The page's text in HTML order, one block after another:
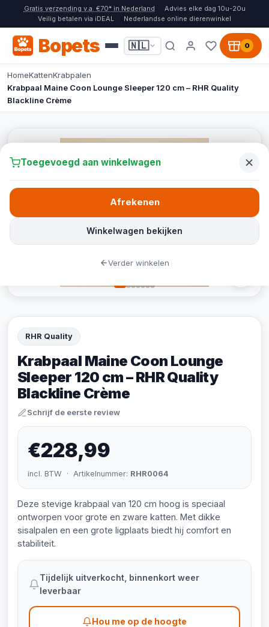
Gratis verzending v.a. €70* in Nederland
Advies elke dag 10u-20u
Veilig betalen via iDEAL
Nederlandse online dierenwinkel
Bopets 🇳🇱 0
HomeKattenKrabpalen
Krabpaal Maine Coon Lounge Sleeper 120 cm – RHR Quality
Blackline Crème
RHR Quality
Krabpaal Maine Coon Lounge
Sleeper 120 cm – RHR Quality
Blackline Crème
Schrijf de eerste review
€228,99
incl. BTW · Artikelnummer: RHR0064
Deze stevige krabpaal van 120 cm hoog is speciaal
ontworpen voor grote en zware katten. Met dikke
sisalpalen en een grote ligplaats biedt hij comfort en
stabiliteit.
Tijdelijk uitverkocht, binnenkort weer
leverbaar
Hou me op de hoogte
Toegevoegd aan winkelwagen
Winkelwagen bekijken
Afrekenen
Verder winkelen